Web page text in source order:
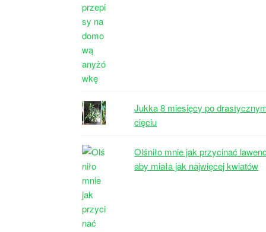
Jukka 8 miesięcy po
cięciu
Olśniło mnie jak przycinać
aby miała jak najwięcej kwiatów